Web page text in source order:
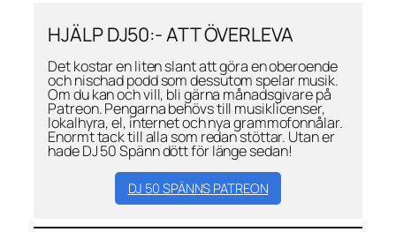
HJÄLP DJ50:- ATT ÖVERLEVA
Det kostar en liten slant att göra en oberoende
och nischad podd som dessutom spelar musik.
Om du kan och vill, bli gärna månadsgivare på
Patreon. Pengarna behövs till musiklicenser,
lokalhyra, el, internet och nya grammofonnålar.
Enormt tack till alla som redan stöttar. Utan er
hade DJ 50 Spänn dött för länge sedan!
DJ 50 SPÄNNS PATREON